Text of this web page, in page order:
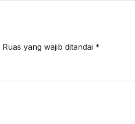
Ruas yang wajib ditandai *